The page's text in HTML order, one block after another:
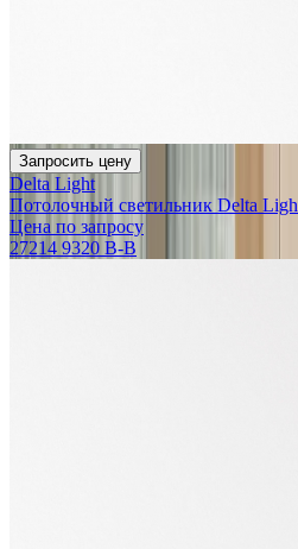
Запросить цену
Delta Light
Потолочный светильник Delta
Цена по запросу
27214 9320 B-B